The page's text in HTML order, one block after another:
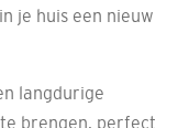
je huis een nieuw
langdurige
brengen, perfect